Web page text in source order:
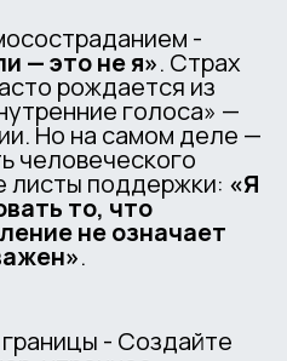
-
— это не я». Страх
рождается из
голоса» —
Но на самом деле —
человеческого
листы поддержки: «Я
то, что
не означает
.
- Создайте